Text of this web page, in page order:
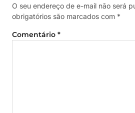
O seu endereço de e-mail não será
obrigatórios são marcados com *
Comentário *